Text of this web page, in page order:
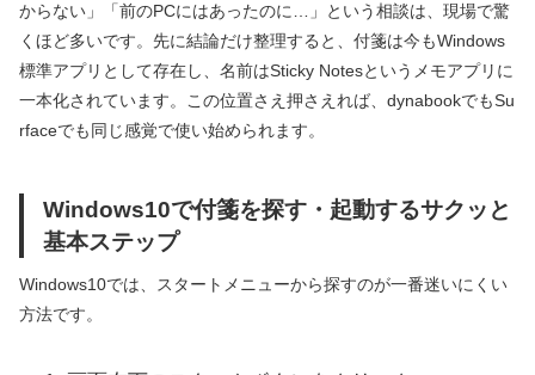
からない」「前のPCにはあったのに…」という相談は、現場で驚
くほど多いです。先に結論だけ整理すると、付箋は今もWindows
標準アプリとして存在し、名前はSticky Notesというメモアプリに
一本化されています。この位置さえ押さえれば、dynabookでもSu
rfaceでも同じ感覚で使い始められます。
Windows10で付箋を探す・起動するサクッと
基本ステップ
Windows10では、スタートメニューから探すのが一番迷いにくい
方法です。